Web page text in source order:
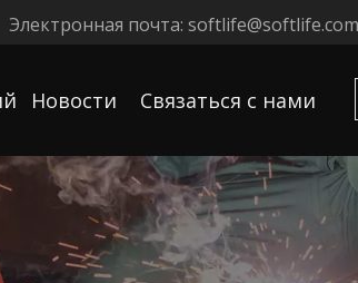
Электронная почта:
Новости Связаться с нами